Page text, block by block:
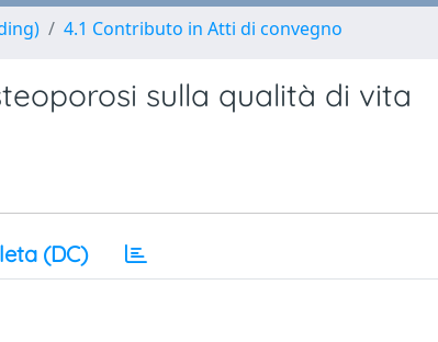
4.1 Contributo in Atti di convegno
sulla qualità di vita
(DC)